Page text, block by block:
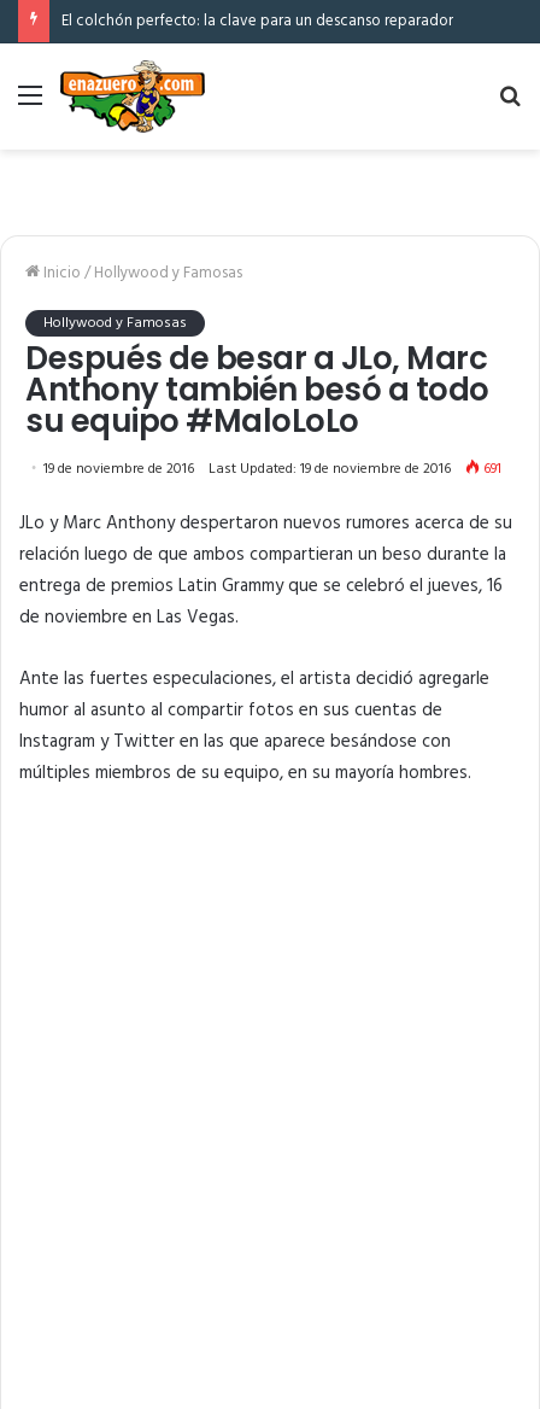
El colchón perfecto: la clave para un descanso reparador
Menú
Inicio/Hollywood y Famosas
Hollywood y Famosas
Después de besar a JLo, Marc
Anthony también besó a todo
su equipo #MaloLoLo
19 de noviembre de 2016 Last Updated: 19 de noviembre de 2016 691
JLo y Marc Anthony despertaron nuevos rumores acerca de su
relación luego de que ambos compartieran un beso durante la
entrega de premios Latin Grammy que se celebró el jueves, 16
de noviembre en Las Vegas.
Ante las fuertes especulaciones, el artista decidió agregarle
humor al asunto al compartir fotos en sus cuentas de
Instagram y Twitter en las que aparece besándose con
múltiples miembros de su equipo, en su mayoría hombres.